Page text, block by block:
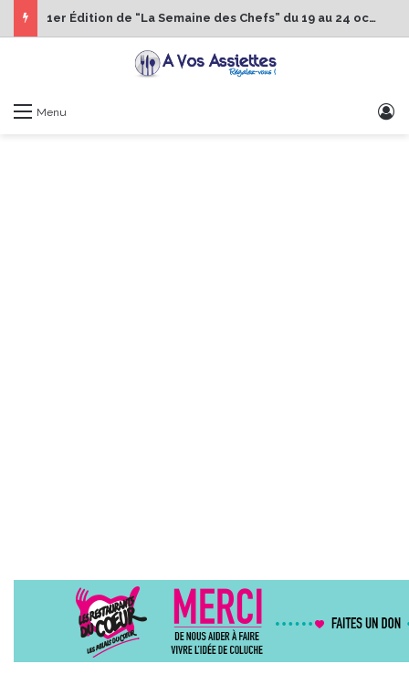
1er Édition de “La Semaine des Chefs” du 19 au 24 octobre 2026
Menu